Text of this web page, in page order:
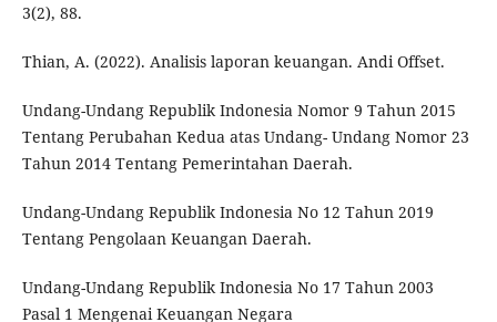
3(2), 88.
Thian, A. (2022). Analisis laporan keuangan. Andi Offset.
Undang-Undang Republik Indonesia Nomor 9 Tahun 2015
Tentang Perubahan Kedua atas Undang- Undang Nomor 23
Tahun 2014 Tentang Pemerintahan Daerah.
Undang-Undang Republik Indonesia No 12 Tahun 2019
Tentang Pengolaan Keuangan Daerah.
Undang-Undang Republik Indonesia No 17 Tahun 2003
Pasal 1 Mengenai Keuangan Negara